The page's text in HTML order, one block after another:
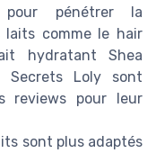
pour pénétrer la
laits comme le hair
hydratant Shea
Loly sont
reviews pour leur
sont plus adaptés